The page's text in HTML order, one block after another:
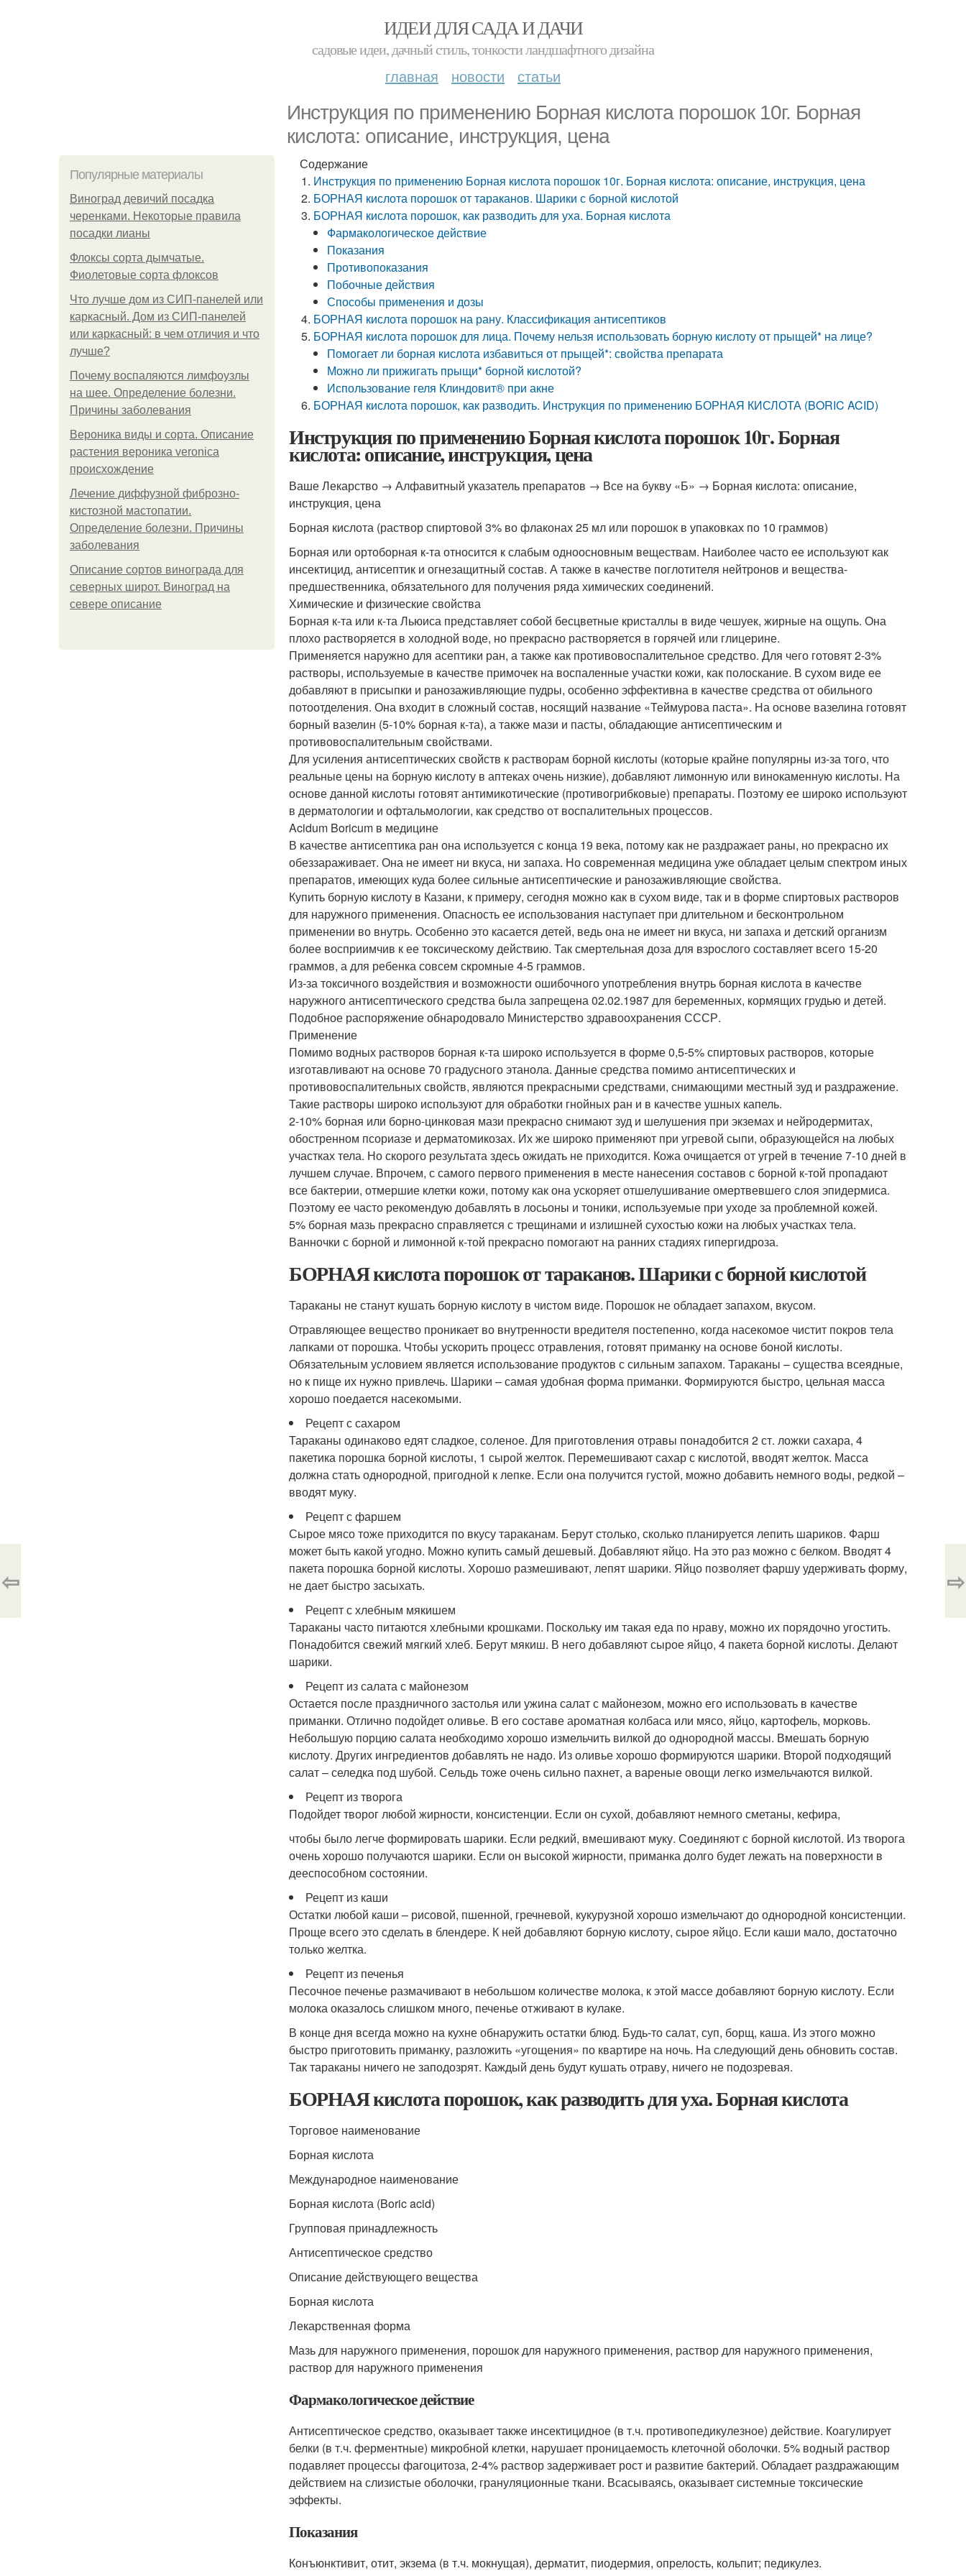
ИДЕИ ДЛЯ САДА И ДАЧИ
садовые идеи, дачный стиль, тонкости ландшафтного дизайна
главная новости статьи
Инструкция по применению Борная кислота порошок 10г. Борная
кислота: описание, инструкция, цена
Популярные материалы
Виноград девичий посадка
черенками. Некоторые правила
посадки лианы
Флоксы сорта дымчатые.
Фиолетовые сорта флоксов
Что лучше дом из СИП-панелей или
каркасный. Дом из СИП-панелей
или каркасный: в чем отличия и что
лучше?
Почему воспаляются лимфоузлы
на шее. Определение болезни.
Причины заболевания
Вероника виды и сорта. Описание
растения вероника veronica
происхождение
Лечение диффузной фиброзно-
кистозной мастопатии.
Определение болезни. Причины
заболевания
Описание сортов винограда для
северных широт. Виноград на
севере описание
Содержание
Инструкция по применению Борная кислота порошок 10г. Борная кислота: описание, инструкция, цена
БОРНАЯ кислота порошок от тараканов. Шарики с борной кислотой
БОРНАЯ кислота порошок, как разводить для уха. Борная кислота
Фармакологическое действие
Показания
Противопоказания
Побочные действия
Способы применения и дозы
БОРНАЯ кислота порошок на рану. Классификация антисептиков
БОРНАЯ кислота порошок для лица. Почему нельзя использовать борную кислоту от прыщей* на лице?
Помогает ли борная кислота избавиться от прыщей*: свойства препарата
Можно ли прижигать прыщи* борной кислотой?
Использование геля Клиндовит® при акне
БОРНАЯ кислота порошок, как разводить. Инструкция по применению БОРНАЯ КИСЛОТА (BORIC ACID)
Инструкция по применению Борная кислота порошок 10г. Борная
кислота: описание, инструкция, цена
Ваше Лекарство → Алфавитный указатель препаратов → Все на букву «Б» → Борная кислота: описание,
инструкция, цена
Борная кислота (раствор спиртовой 3% во флаконах 25 мл или порошок в упаковках по 10 граммов)
Борная или ортоборная к-та относится к слабым одноосновным веществам. Наиболее часто ее используют как
инсектицид, антисептик и огнезащитный состав. А также в качестве поглотителя нейтронов и вещества-
предшественника, обязательного для получения ряда химических соединений.
Химические и физические свойства
Борная к-та или к-та Льюиса представляет собой бесцветные кристаллы в виде чешуек, жирные на ощупь. Она
плохо растворяется в холодной воде, но прекрасно растворяется в горячей или глицерине.
Применяется наружно для асептики ран, а также как противовоспалительное средство. Для чего готовят 2-3%
растворы, используемые в качестве примочек на воспаленные участки кожи, как полоскание. В сухом виде ее
добавляют в присыпки и ранозаживляющие пудры, особенно эффективна в качестве средства от обильного
потоотделения. Она входит в сложный состав, носящий название «Теймурова паста». На основе вазелина готовят
борный вазелин (5-10% борная к-та), а также мази и пасты, обладающие антисептическим и
противовоспалительным свойствами.
Для усиления антисептических свойств к растворам борной кислоты (которые крайне популярны из-за того, что
реальные цены на борную кислоту в аптеках очень низкие), добавляют лимонную или винокаменную кислоты. На
основе данной кислоты готовят антимикотические (противогрибковые) препараты. Поэтому ее широко используют
в дерматологии и офтальмологии, как средство от воспалительных процессов.
Acidum Boricum в медицине
В качестве антисептика ран она используется с конца 19 века, потому как не раздражает раны, но прекрасно их
обеззараживает. Она не имеет ни вкуса, ни запаха. Но современная медицина уже обладает целым спектром иных
препаратов, имеющих куда более сильные антисептические и ранозаживляющие свойства.
Купить борную кислоту в Казани, к примеру, сегодня можно как в сухом виде, так и в форме спиртовых растворов
для наружного применения. Опасность ее использования наступает при длительном и бесконтрольном
применении во внутрь. Особенно это касается детей, ведь она не имеет ни вкуса, ни запаха и детский организм
более восприимчив к ее токсическому действию. Так смертельная доза для взрослого составляет всего 15-20
граммов, а для ребенка совсем скромные 4-5 граммов.
Из-за токсичного воздействия и возможности ошибочного употребления внутрь борная кислота в качестве
наружного антисептического средства была запрещена 02.02.1987 для беременных, кормящих грудью и детей.
Подобное распоряжение обнародовало Министерство здравоохранения СССР.
Применение
Помимо водных растворов борная к-та широко используется в форме 0,5-5% спиртовых растворов, которые
изготавливают на основе 70 градусного этанола. Данные средства помимо антисептических и
противовоспалительных свойств, являются прекрасными средствами, снимающими местный зуд и раздражение.
Такие растворы широко используют для обработки гнойных ран и в качестве ушных капель.
2-10% борная или борно-цинковая мази прекрасно снимают зуд и шелушения при экземах и нейродермитах,
обостренном псориазе и дерматомикозах. Их же широко применяют при угревой сыпи, образующейся на любых
участках тела. Но скорого результата здесь ожидать не приходится. Кожа очищается от угрей в течение 7-10 дней в
лучшем случае. Впрочем, с самого первого применения в месте нанесения составов с борной к-той пропадают
все бактерии, отмершие клетки кожи, потому как она ускоряет отшелушивание омертвевшего слоя эпидермиса.
Поэтому ее часто рекомендую добавлять в лосьоны и тоники, используемые при уходе за проблемной кожей.
5% борная мазь прекрасно справляется с трещинами и излишней сухостью кожи на любых участках тела.
Ванночки с борной и лимонной к-той прекрасно помогают на ранних стадиях гипергидроза.
БОРНАЯ кислота порошок от тараканов. Шарики с борной кислотой
Тараканы не станут кушать борную кислоту в чистом виде. Порошок не обладает запахом, вкусом.
Отравляющее вещество проникает во внутренности вредителя постепенно, когда насекомое чистит покров тела
лапками от порошка. Чтобы ускорить процесс отравления, готовят приманку на основе боной кислоты.
Обязательным условием является использование продуктов с сильным запахом. Тараканы – существа всеядные,
но к пище их нужно привлечь. Шарики – самая удобная форма приманки. Формируются быстро, цельная масса
хорошо поедается насекомыми.
Рецепт с сахаром
Тараканы одинаково едят сладкое, соленое. Для приготовления отравы понадобится 2 ст. ложки сахара, 4
пакетика порошка борной кислоты, 1 сырой желток. Перемешивают сахар с кислотой, вводят желток. Масса
должна стать однородной, пригодной к лепке. Если она получится густой, можно добавить немного воды, редкой –
вводят муку.
Рецепт с фаршем
Сырое мясо тоже приходится по вкусу тараканам. Берут столько, сколько планируется лепить шариков. Фарш
может быть какой угодно. Можно купить самый дешевый. Добавляют яйцо. На это раз можно с белком. Вводят 4
пакета порошка борной кислоты. Хорошо размешивают, лепят шарики. Яйцо позволяет фаршу удерживать форму,
не дает быстро засыхать.
Рецепт с хлебным мякишем
Тараканы часто питаются хлебными крошками. Поскольку им такая еда по нраву, можно их порядочно угостить.
Понадобится свежий мягкий хлеб. Берут мякиш. В него добавляют сырое яйцо, 4 пакета борной кислоты. Делают
шарики.
Рецепт из салата с майонезом
Остается после праздничного застолья или ужина салат с майонезом, можно его использовать в качестве
приманки. Отлично подойдет оливье. В его составе ароматная колбаса или мясо, яйцо, картофель, морковь.
Небольшую порцию салата необходимо хорошо измельчить вилкой до однородной массы. Вмешать борную
кислоту. Других ингредиентов добавлять не надо. Из оливье хорошо формируются шарики. Второй подходящий
салат – селедка под шубой. Сельдь тоже очень сильно пахнет, а вареные овощи легко измельчаются вилкой.
Рецепт из творога
Подойдет творог любой жирности, консистенции. Если он сухой, добавляют немного сметаны, кефира,
чтобы было легче формировать шарики. Если редкий, вмешивают муку. Соединяют с борной кислотой. Из творога
очень хорошо получаются шарики. Если он высокой жирности, приманка долго будет лежать на поверхности в
дееспособном состоянии.
Рецепт из каши
Остатки любой каши – рисовой, пшенной, гречневой, кукурузной хорошо измельчают до однородной консистенции.
Проще всего это сделать в блендере. К ней добавляют борную кислоту, сырое яйцо. Если каши мало, достаточно
только желтка.
Рецепт из печенья
Песочное печенье размачивают в небольшом количестве молока, к этой массе добавляют борную кислоту. Если
молока оказалось слишком много, печенье отживают в кулаке.
В конце дня всегда можно на кухне обнаружить остатки блюд. Будь-то салат, суп, борщ, каша. Из этого можно
быстро приготовить приманку, разложить «угощения» по квартире на ночь. На следующий день обновить состав.
Так тараканы ничего не заподозрят. Каждый день будут кушать отраву, ничего не подозревая.
БОРНАЯ кислота порошок, как разводить для уха. Борная кислота
Торговое наименование
Борная кислота
Международное наименование
Борная кислота (Boric acid)
Групповая принадлежность
Антисептическое средство
Описание действующего вещества
Борная кислота
Лекарственная форма
Мазь для наружного применения, порошок для наружного применения, раствор для наружного применения,
раствор для наружного применения
Фармакологическое действие
Антисептическое средство, оказывает также инсектицидное (в т.ч. противопедикулезное) действие. Коагулирует
белки (в т.ч. ферментные) микробной клетки, нарушает проницаемость клеточной оболочки. 5% водный раствор
подавляет процессы фагоцитоза, 2-4% раствор задерживает рост и развитие бактерий. Обладает раздражающим
действием на слизистые оболочки, грануляционные ткани. Всасываясь, оказывает системные токсические
эффекты.
Показания
Конъюнктивит, отит, экзема (в т.ч. мокнущая), дерматит, пиодермия, опрелость, кольпит; педикулез.
⇦ ⇨